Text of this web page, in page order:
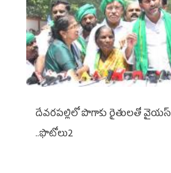
దేవరపల్లిలో పొగాకు రైతులతో
..ఫొటోలు2